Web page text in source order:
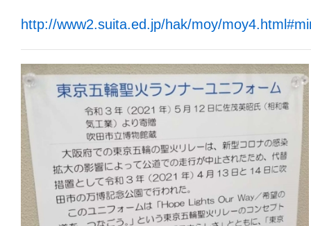
http://www2.suita.ed.jp/hak/moy/